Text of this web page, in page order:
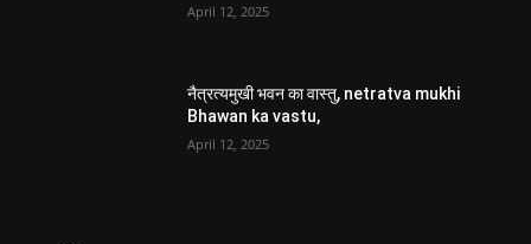
April 12, 2025
नैत्रत्यमुखी भवन का वास्तु, netratva mukhi
Bhawan ka vastu,
April 12, 2025